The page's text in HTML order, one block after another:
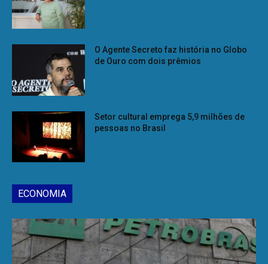
O Agente Secreto faz história no Globo
de Ouro com dois prêmios
Setor cultural emprega 5,9 milhões de
pessoas no Brasil
ECONOMIA